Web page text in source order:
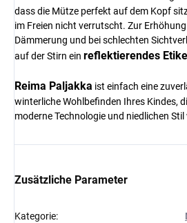
dass die Mütze perfekt auf dem Kopf
im Freien nicht verrutscht. Zur
Dämmerung und bei schlechten
auf der Stirn ein reflektierendes
Reima Paljakka ist einfach eine
winterliche Wohlbefinden Ihres Kindes,
moderne Technologie und niedlichen Stil
Zusätzliche Parameter
Kategorie: